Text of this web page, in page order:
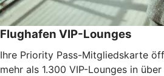
Flughafen VIP-Lounges
Ihre Priority Pass-Mitgliedskarte
mehr als 1.300 VIP-Lounges in